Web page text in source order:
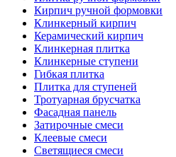
Кирпич ручной формовки
Клинкерный кирпич
Керамический кирпич
Клинкерная плитка
Клинкерные ступени
Гибкая плитка
Плитка для ступеней
Тротуарная брусчатка
Фасадная панель
Затирочные смеси
Клеевые смеси
Светящиеся смеси